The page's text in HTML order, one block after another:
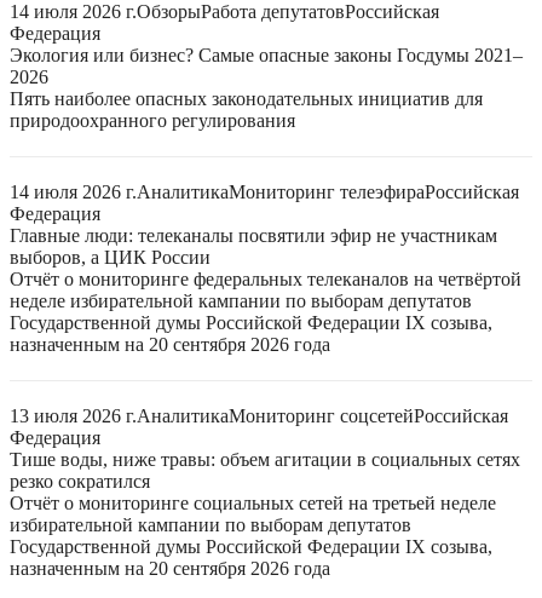
14 июля 2026 г.ОбзорыРабота депутатовРоссийская
Федерация
Экология или бизнес? Самые опасные законы Госдумы 2021–
2026
Пять наиболее опасных законодательных инициатив для
природоохранного регулирования
14 июля 2026 г.АналитикаМониторинг телеэфираРоссийская
Федерация
Главные люди: телеканалы посвятили эфир не участникам
выборов, а ЦИК России
Отчёт о мониторинге федеральных телеканалов на четвёртой
неделе избирательной кампании по выборам депутатов
Государственной думы Российской Федерации IX созыва,
назначенным на 20 сентября 2026 года
13 июля 2026 г.АналитикаМониторинг соцсетейРоссийская
Федерация
Тише воды, ниже травы: объем агитации в социальных сетях
резко сократился
Отчёт о мониторинге социальных сетей на третьей неделе
избирательной кампании по выборам депутатов
Государственной думы Российской Федерации IX созыва,
назначенным на 20 сентября 2026 года